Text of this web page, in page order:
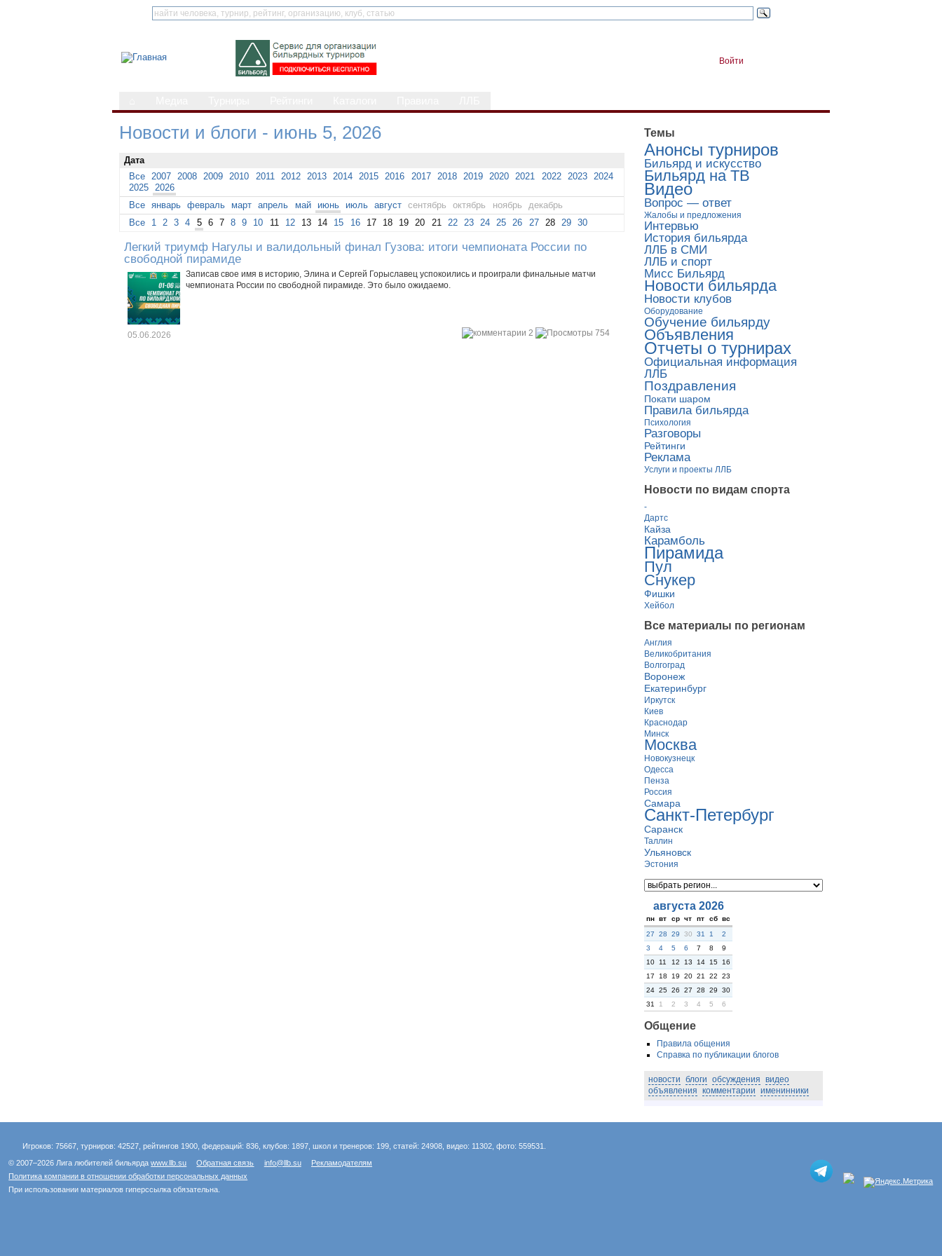
Войти
Новости и блоги - июнь 5, 2026
Дата
Все
2007 2008 2009 2010 2011 2012 2013 2014 2015 2016 2017 2018 2019 2020 2021 2022 2023
2024
2025
2026
Все
январь февраль март апрель май июнь июль август сентябрь октябрь ноябрь
декабрь
Все
1 2 3 4 5 6 7 8 9 10 11 12 13 14 15 16 17 18 19 20 21 22 23 24 25 26 27 28 29 30
Легкий триумф Нагулы и валидольный финал Гузова: итоги чемпионата России по
свободной пирамиде
Записав свое имя в историю, Элина и Сергей Горыславец успокоились и проиграли финальные матчи
чемпионата России по свободной пирамиде. Это было ожидаемо.
05.06.2026 2 754
Темы
Анонсы турниров
Бильярд и искусство
Бильярд на ТВ
Видео
Вопрос — ответ
Жалобы и предложения
Интервью
История бильярда
ЛЛБ в СМИ
ЛЛБ и спорт
Мисс Бильярд
Новости бильярда
Новости клубов
Оборудование
Обучение бильярду
Объявления
Отчеты о турнирах
Официальная информация
ЛЛБ
Поздравления
Покати шаром
Правила бильярда
Психология
Разговоры
Рейтинги
Реклама
Услуги и проекты ЛЛБ
Новости по видам спорта
-
Дартс
Кайза
Карамболь
Пирамида
Пул
Снукер
Фишки
Хейбол
Все материалы по регионам
Англия
Великобритания
Волгоград
Воронеж
Екатеринбург
Иркутск
Киев
Краснодар
Минск
Москва
Новокузнецк
Одесса
Пенза
Россия
Самара
Санкт-Петербург
Саранск
Таллин
Ульяновск
Эстония
августа 2026
пн вт ср чт пт сб вс
27
28 29 30 31 1
2
3
4 5 6 7 8
9
10
11 12 13 14 15
16
17
18 19 20 21 22
23
24 25 26 27 28 29
30
31
1 2 3 4 5 6
Общение
Правила общения
Справка по публикации блогов
новости блоги обсуждения видео
объявления комментарии именинники
Игроков: 75667, турниров: 42527, рейтингов 1900, федераций: 836, клубов: 1897, школ и тренеров: 199, статей: 24908, видео: 11302, фото: 559531.
© 2007–2026 Лига любителей бильярдаwww.llb.su Обратная связь info@llb.su
Рекламодателям
Политика компании в отношении обработки персональных данных
При использовании материалов гиперссылка обязательна.